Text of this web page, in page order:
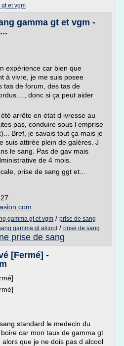
et vgm
gamma gt et vgm -
expérience car bien que
à vivre, je me suis posee
tas de forum, des tas de
donc si ça peut aider
arrête en état d ivresse au
pas, conduire sous l emprise
Bref, je savais tout ça mais je
suis attirée plein de galères. J
le sang. Pas de gav mais
de 4 mois.
prise de sang ggt et...
gamma gt et vgm / prise de sang
gamma gt alcool / prise de sang
prise de sang
[Fermé] -
standard le medecin du
car mon taux de gamma gt
que je ne dois pas d alcool